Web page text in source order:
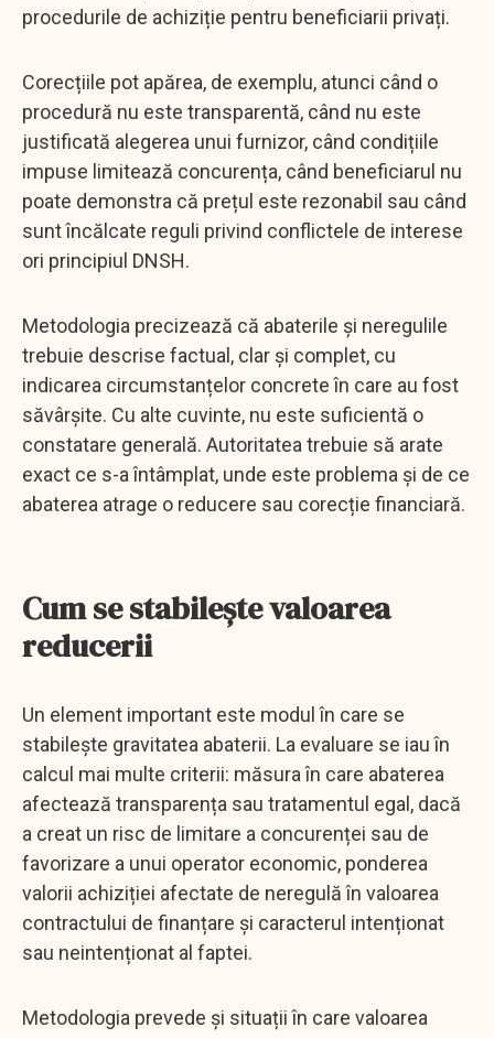
procedurile de achiziție pentru beneficiarii privați.
Corecțiile pot apărea, de exemplu, atunci când o
procedură nu este transparentă, când nu este
justificată alegerea unui furnizor, când condițiile
impuse limitează concurența, când beneficiarul nu
poate demonstra că prețul este rezonabil sau când
sunt încălcate reguli privind conflictele de interese
ori principiul DNSH.
Metodologia precizează că abaterile și neregulile
trebuie descrise factual, clar și complet, cu
indicarea circumstanțelor concrete în care au fost
săvârșite. Cu alte cuvinte, nu este suficientă o
constatare generală. Autoritatea trebuie să arate
exact ce s-a întâmplat, unde este problema și de ce
abaterea atrage o reducere sau corecție financiară.
Cum se stabilește valoarea
reducerii
Un element important este modul în care se
stabilește gravitatea abaterii. La evaluare se iau în
calcul mai multe criterii: măsura în care abaterea
afectează transparența sau tratamentul egal, dacă
a creat un risc de limitare a concurenței sau de
favorizare a unui operator economic, ponderea
valorii achiziției afectate de neregulă în valoarea
contractului de finanțare și caracterul intenționat
sau neintenționat al faptei.
Metodologia prevede și situații în care valoarea